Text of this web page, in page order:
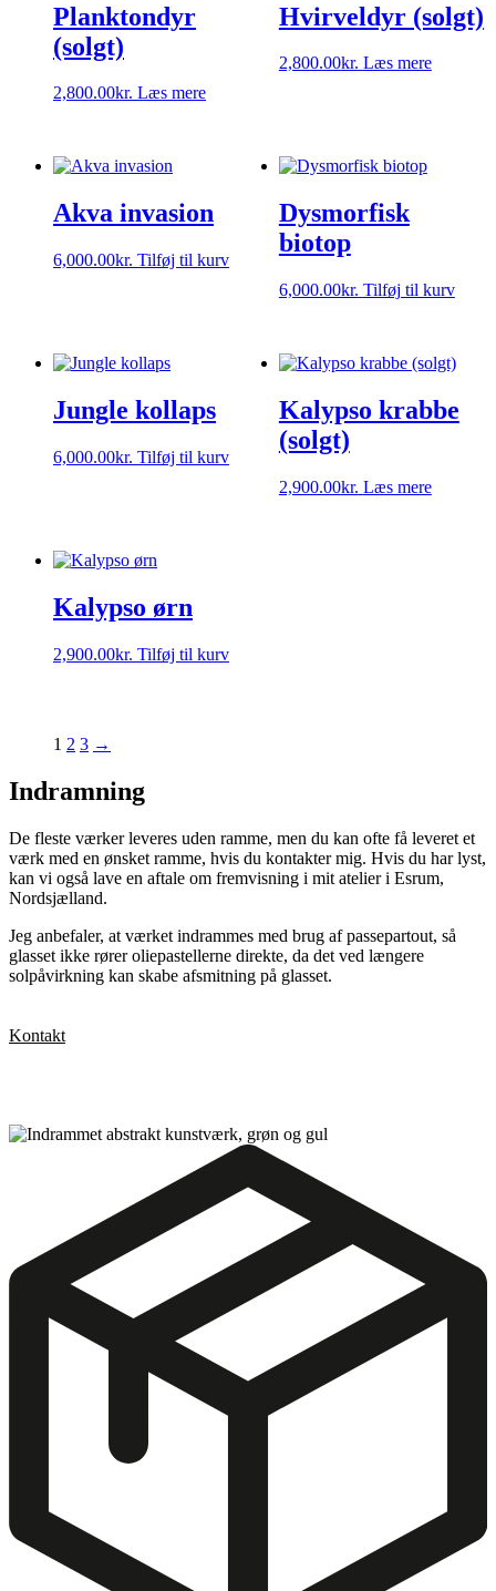
Planktondyr
(solgt)
2,800.00kr. Læs mere
Hvirveldyr (solgt)
2,800.00kr. Læs mere
Akva invasion
6,000.00kr. Tilføj til kurv
Dysmorfisk
biotop
6,000.00kr. Tilføj til kurv
Jungle kollaps
6,000.00kr. Tilføj til kurv
Kalypso krabbe
(solgt)
2,900.00kr. Læs mere
Kalypso ørn
2,900.00kr. Tilføj til kurv
1 2 3 →
Indramning
De fleste værker leveres uden ramme, men du kan ofte få leveret et
værk med en ønsket ramme, hvis du kontakter mig. Hvis du har lyst,
kan vi også lave en aftale om fremvisning i mit atelier i Esrum,
Nordsjælland.
Jeg anbefaler, at værket indrammes med brug af passepartout, så
glasset ikke rører oliepastellerne direkte, da det ved længere
solpåvirkning kan skabe afsmitning på glasset.
Kontakt